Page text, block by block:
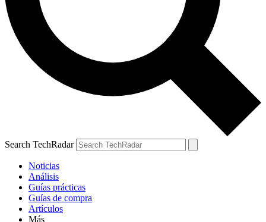
Search TechRadar
Noticias
Análisis
Guías prácticas
Guías de compra
Artículos
Más